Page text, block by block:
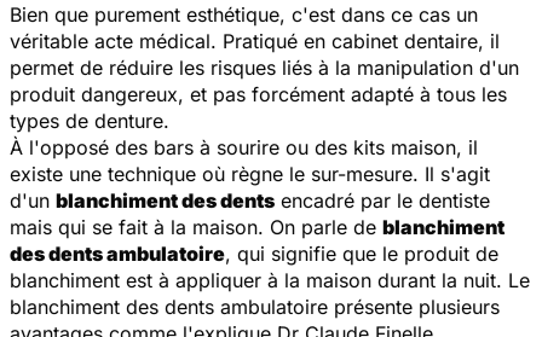
Bien que purement esthétique, c'est dans ce cas un
véritable acte médical. Pratiqué en cabinet dentaire, il
permet de réduire les risques liés à la manipulation d'un
produit dangereux, et pas forcément adapté à tous les
types de denture.
À l'opposé des bars à sourire ou des kits maison, il
existe une technique où règne le sur-mesure. Il s'agit
d'un blanchiment des dents encadré par le dentiste
mais qui se fait à la maison. On parle de blanchiment
des dents ambulatoire, qui signifie que le produit de
blanchiment est à appliquer à la maison durant la nuit. Le
blanchiment des dents ambulatoire présente plusieurs